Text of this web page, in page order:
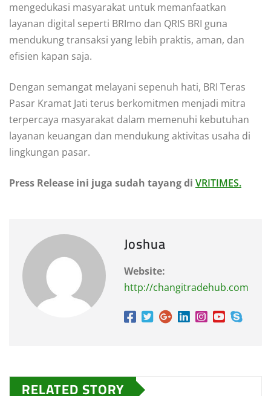
mengedukasi masyarakat untuk memanfaatkan
layanan digital seperti BRImo dan QRIS BRI guna
mendukung transaksi yang lebih praktis, aman, dan
efisien kapan saja.
Dengan semangat melayani sepenuh hati, BRI Teras
Pasar Kramat Jati terus berkomitmen menjadi mitra
terpercaya masyarakat dalam memenuhi kebutuhan
layanan keuangan dan mendukung aktivitas usaha di
lingkungan pasar.
Press Release ini juga sudah tayang di VRITIMES.
Joshua
Website:
http://changitradehub.com
RELATED STORY